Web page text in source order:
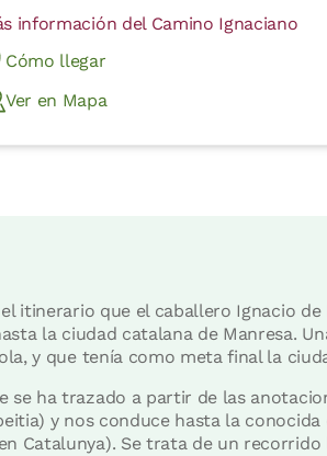
información del Camino Ignaciano
Cómo llegar
Ver en Mapa
itinerario que el caballero Ignacio
la ciudad catalana de Manresa.
y que tenía como meta final la
se ha trazado a partir de las
y nos conduce hasta la conocida
Catalunya). Se trata de un recorrido